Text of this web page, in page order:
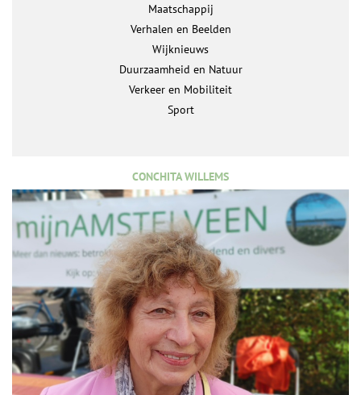
Maatschappij
Verhalen en Beelden
Wijknieuws
Duurzaamheid en Natuur
Verkeer en Mobiliteit
Sport
CONCHITA WILLEMS